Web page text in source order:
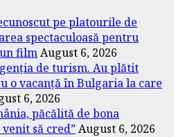
pe platourile de
spectaculoasă pentru
filmAugust 6, 2026
de turism. Au plătit
o vacanță în Bulgaria la care
6, 2026
păcălită de bona
să cred”August 6, 2026